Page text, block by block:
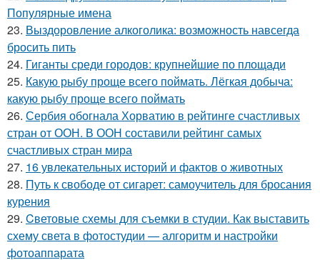
Популярные имена
23. Выздоровление алкоголика: возможность навсегда
бросить пить
24. Гиганты среди городов: крупнейшие по площади
25. Какую рыбу проще всего поймать. Лёгкая добыча:
какую рыбу проще всего поймать
26. Сербия обогнала Хорватию в рейтинге счастливых
стран от ООН. В ООН составили рейтинг самых
счастливых стран мира
27. 16 увлекательных историй и фактов о животных
28. Путь к свободе от сигарет: самоучитель для бросания
курения
29. Cветовые схемы для съемки в студии. Как выставить
схему света в фотостудии — алгоритм и настройки
фотоаппарата